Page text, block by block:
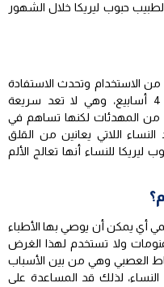
حبوب ليريكا خلال الشهور
من الاستخدام وتحدث الاستفادة
الكاملة من الدواء خلال أسبوعين إلى 4 أسابيع، وهي لا تعد سريعة
من المهدئات لكنها تساهم في
اللاتي يعانين من القلق
للنساء أنها تعالج الألم
أي يمكن أن يوصي بها الأطباء
ولا تستخدم لهذا الغرض
العصبي وهي من بين الأسباب
النساء، لذلك قد المساعدة على